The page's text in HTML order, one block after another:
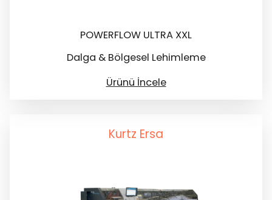
POWERFLOW ULTRA XXL
Dalga & Bölgesel Lehimleme
Ürünü İncele
Kurtz Ersa